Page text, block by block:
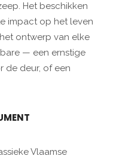
Het beschikken
impact op het leven
ontwerp van elke
— een ernstige
de deur, of een
Vlaamse